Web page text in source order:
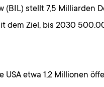
stellt 7,5 Milliarden
dem Ziel, bis 2030
etwa 1,2 Millionen